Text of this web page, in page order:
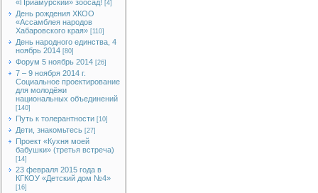
«Приамурский» зоосад! [4]
День рождения ХКОО
«Ассамблея народов
Хабаровского края» [110]
День народного единства, 4
ноябрь 2014 [80]
Форум 5 ноябрь 2014 [26]
7 – 9 ноября 2014 г.
Социальное проектирование
для молодёжи
национальных объединений
[140]
Путь к толерантности [10]
Дети, знакомьтесь [27]
Проект «Кухня моей
бабушки» (третья встреча)
[14]
23 февраля 2015 года в
КГКОУ «Детский дом №4»
[16]